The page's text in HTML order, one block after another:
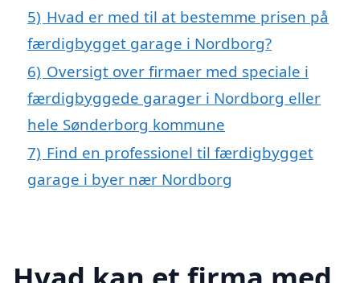
5) Hvad er med til at bestemme prisen på
færdigbygget garage i Nordborg?
6) Oversigt over firmaer med speciale i
færdigbyggede garager i Nordborg eller
hele Sønderborg kommune
7) Find en professionel til færdigbygget
garage i byer nær Nordborg